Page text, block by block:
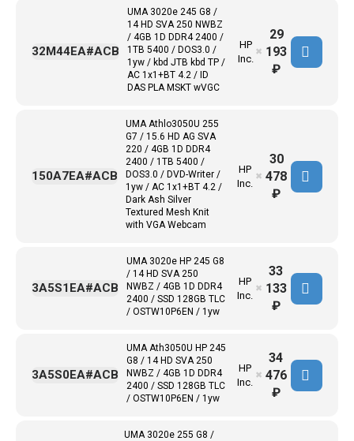
UMA 3020e 245 G8 /
14 HD SVA 250 NWBZ
/ 4GB 1D DDR4 2400 /
1TB 5400 / DOS3.0 /
1yw / kbd JTB kbd TP /
AC 1x1+BT 4.2 / ID
DAS PLA MSKT wVGC
HP
Inc.
32M44EA#ACB ✖
29
193
₽
UMA Athlo3050U 255
G7 / 15.6 HD AG SVA
220 / 4GB 1D DDR4
2400 / 1TB 5400 /
DOS3.0 / DVD-Writer /
1yw / AC 1x1+BT 4.2 /
Dark Ash Silver
Textured Mesh Knit
with VGA Webcam
HP
Inc.
150A7EA#ACB ✖
30
478
₽
UMA 3020e HP 245 G8
/ 14 HD SVA 250
NWBZ / 4GB 1D DDR4
2400 / SSD 128GB TLC
/ OSTW10P6EN / 1yw
HP
Inc.
3A5S1EA#ACB ✖
33
133
₽
UMA Ath3050U HP 245
G8 / 14 HD SVA 250
NWBZ / 4GB 1D DDR4
2400 / SSD 128GB TLC
/ OSTW10P6EN / 1yw
HP
Inc.
3A5S0EA#ACB ✖
34
476
₽
UMA 3020e 255 G8 /